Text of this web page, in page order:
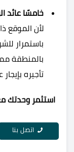
خامسًا عائد
لأن الموقع
باستمرار
بالمنطقة
تأجيره
استثمر وحدتك
اتصل بنا